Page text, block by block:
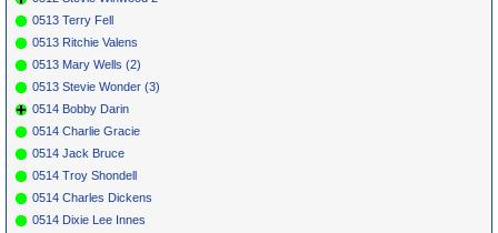
0513 Terry Fell
0513 Ritchie Valens
0513 Mary Wells (2)
0513 Stevie Wonder (3)
0514 Bobby Darin
0514 Charlie Gracie
0514 Jack Bruce
0514 Troy Shondell
0514 Charles Dickens
0514 Dixie Lee Innes